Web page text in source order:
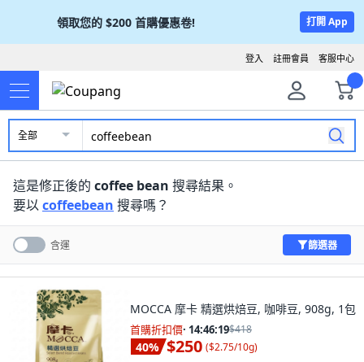
領取您的 $200 首購優惠卷! 打開 App
客服中心
註冊會員
登入
全部
這是修正後的 coffee bean 搜尋結果。
要以coffeebean 搜尋嗎？
含運 篩選器
MOCCA 摩卡 精選烘焙豆, 咖啡豆, 908g, 1包
首購折扣價· 14:46:17$418
40% $250 ($2.75/10g)